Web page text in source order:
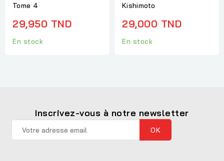
Tome 4
29,950 TND
En stock
Kishimoto
29,000 TND
En stock
Inscrivez-vous à notre newsletter